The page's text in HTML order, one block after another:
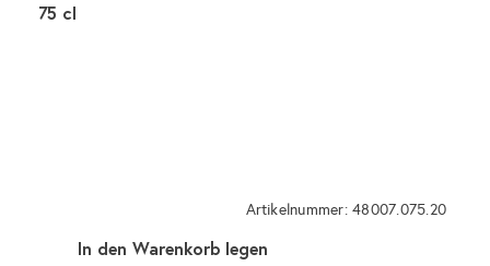
75 cl
Artikelnummer: 48007.075.20
In den Warenkorb legen